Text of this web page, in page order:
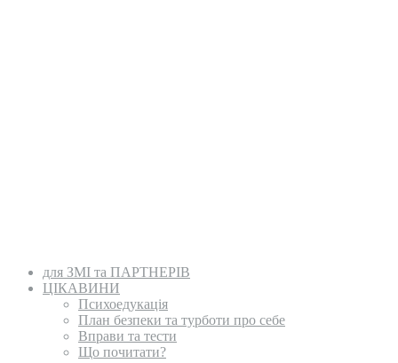
для ЗМІ та ПАРТНЕРІВ
ЦІКАВИНИ
Психоедукація
План безпеки та турботи про себе
Вправи та тести
Що почитати?